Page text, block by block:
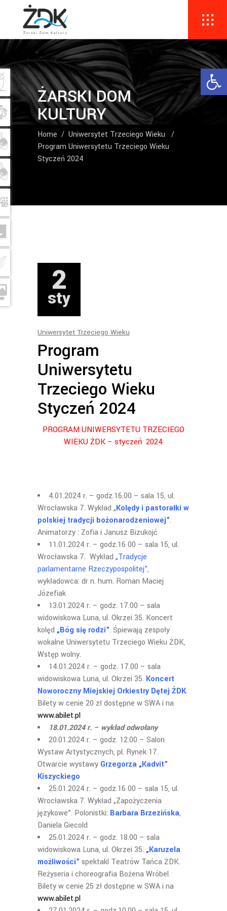
ŻARSKI DOM
KULTURY
Home / Uniwersytet Trzeciego Wieku
/
Program Uniwersytetu Trzeciego Wieku
Styczeń 2024
2
sty
Uniwersytet Trzeciego Wieku
Program
Uniwersytetu
Trzeciego Wieku
Styczeń 2024
PROGRAM UNIWERSYTETU TRZECIEGO
WIEKU ŻDK – styczeń 2024
4.01.2024 r. – godz.16.00 – sala 15, ul.
Wrocławska 7. Wykład „Kolędy i pastorałki w
polskiej tradycji bożonarodzeniowej”.
Animatorzy : Zofia i Janusz Bizukojć
11.01.2024 r. – godz.16 00 – sala 15, ul.
Wrocławska 7. Wykład „Tradycje
parlamentarne Rzeczypospolitej”,
wykładowca: dr n. hum. Roman Maciej
Józefiak
13.01.2024 r. – godz. 17.00 – sala
widowiskowa Luna, ul. Okrzei 35. Koncert
kolęd „Bóg się rodzi”. Śpiewają zespoły
wokalne Uniwersytetu Trzeciego Wieku ŻDK,
Wstęp wolny.
14.01.2024 r. – godz. 17.00 – sala
widowiskowa Luna, ul. Okrzei 35. Koncert
Noworoczny Miejskiej Orkiestry Dętej ŻDK.
Bilety w cenie 20 zł dostępne w SWA i na
www.abilet.pl
18.01.2024 r. – wykład odwołany
20.01.2024 r. – godz. 12.00 – Salon
Wystaw Artystycznych, pl. Rynek 17.
Otwarcie wystawy Grzegorza „Kadvit”
Kiszyckiego
25.01.2024 r. – godz.16 00 – sala 15, ul.
Wrocławska 7. Wykład „Zapożyczenia
językowe”. Polonistki: Barbara Brzezińska,
Daniela Giecold
25.01.2024 r. – godz. 18.00 – sala
widowiskowa Luna, ul. Okrzei 35. „Karuzela
możliwości” spektakl Teatrów Tańca ŻDK.
Reżyseria i choreografia Bożena Wróbel.
Bilety w cenie 25 zł dostępne w SWA i na
www.abilet.pl